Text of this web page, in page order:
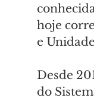
hoje
e
Desde
do